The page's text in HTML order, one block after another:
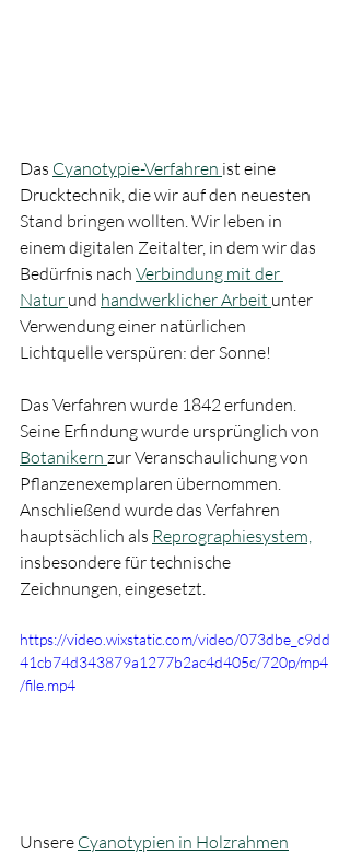
Das Cyanotypie-Verfahren ist eine
Drucktechnik, die wir auf den neuesten
Stand bringen wollten. Wir leben in
einem digitalen Zeitalter, in dem wir das
Bedürfnis nach Verbindung mit der
Natur und handwerklicher Arbeit unter
Verwendung einer natürlichen
Lichtquelle verspüren: der Sonne!
Das Verfahren wurde 1842 erfunden.
Seine Erfindung wurde ursprünglich von
Botanikern zur Veranschaulichung von
Pflanzenexemplaren übernommen.
Anschließend wurde das Verfahren
hauptsächlich als Reprographiesystem,
insbesondere für technische
Zeichnungen, eingesetzt.
https://video.wixstatic.com/video/073dbe_c9dd
41cb74d343879a1277b2ac4d405c/720p/mp4
/file.mp4
Unsere Cyanotypien in Holzrahmen